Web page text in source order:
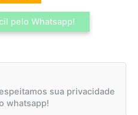
pelo Whatsapp!
sua privacidade
whatsapp!